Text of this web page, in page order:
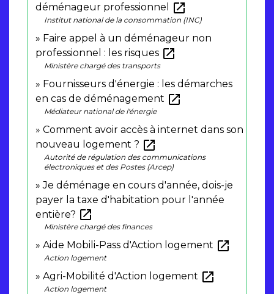
déménageur professionnel
open_in_new
Institut national de la consommation (INC)
Faire appel à un déménageur non
professionnel : les risques open_in_new
Ministère chargé des transports
Fournisseurs d'énergie : les démarches
en cas de déménagement open_in_new
Médiateur national de l'énergie
Comment avoir accès à internet dans son
nouveau logement ? open_in_new
Autorité de régulation des communications
électroniques et des Postes (Arcep)
Je déménage en cours d'année, dois-je
payer la taxe d'habitation pour l'année
entière? open_in_new
Ministère chargé des finances
Aide Mobili-Pass d'Action logement open_in_new
Action logement
Agri-Mobilité d'Action logement open_in_new
Action logement